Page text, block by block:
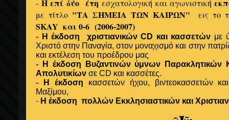
-Η επί δύο έτη εσχατολογική και αγωνιστική
με τίτλο "ΤΑ ΣΗΜΕΙΑ ΤΩΝ ΚΑΙΡΩΝ" εις το
SKAY και 0-6 (2006-2007)
- Η έκδοση χριστιανικών CD και κασσετών με
Χριστό στην Παναγία, στον μοναχισμό και στην
και εκτέλεση του προέδρου μας
-
Η έκδοση Βυζαντινών ύμνων
Απολυτικίων σε CD και κασσέτες.
-
Η έκδοση κασσετών ήχου, βιντεοκασσετών
Μαξίμου,
- Η έκδοση πολλών Εκκλησιαστικών και